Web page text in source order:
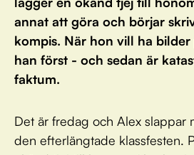
annat att göra och börjar
kompis. När hon vill ha
han först - och sedan är
faktum.
Det är fredag och Alex slappar
den efterlängtade klassfesten.